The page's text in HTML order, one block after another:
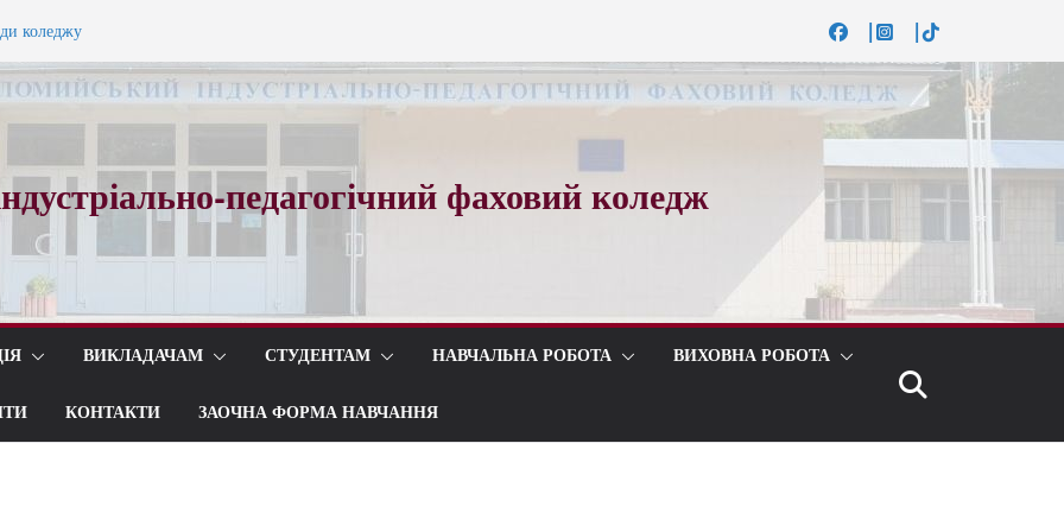
коледжу
вальсу…
педагогічний фаховий коледж
ВИКЛАДАЧАМ СТУДЕНТАМ НАВЧАЛЬНА РОБОТА ВИХОВНА РОБОТА
КОНТАКТИ ЗАОЧНА ФОРМА НАВЧАННЯ